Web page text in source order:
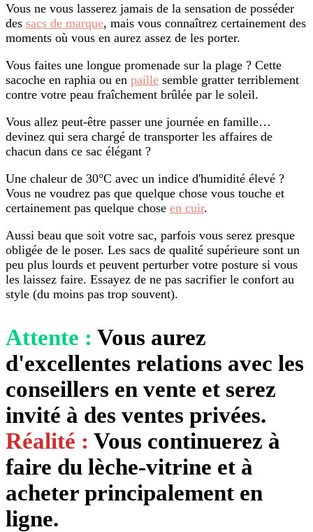
Vous ne vous lasserez jamais de la sensation de posséder
des sacs de marque, mais vous connaîtrez certainement des
moments où vous en aurez assez de les porter.
Vous faites une longue promenade sur la plage ? Cette
sacoche en raphia ou en paille semble gratter terriblement
contre votre peau fraîchement brûlée par le soleil.
Vous allez peut-être passer une journée en famille…
devinez qui sera chargé de transporter les affaires de
chacun dans ce sac élégant ?
Une chaleur de 30°C avec un indice d'humidité élevé ?
Vous ne voudrez pas que quelque chose vous touche et
certainement pas quelque chose en cuir.
Aussi beau que soit votre sac, parfois vous serez presque
obligée de le poser. Les sacs de qualité supérieure sont un
peu plus lourds et peuvent perturber votre posture si vous
les laissez faire. Essayez de ne pas sacrifier le confort au
style (du moins pas trop souvent).
Attente : Vous aurez
d'excellentes relations avec les
conseillers en vente et serez
invité à des ventes privées.
Réalité : Vous continuerez à
faire du lèche-vitrine et à
acheter principalement en
ligne.